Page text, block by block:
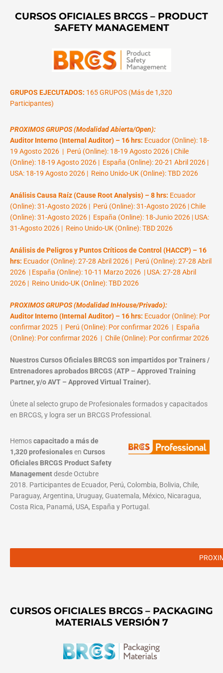
CURSOS OFICIALES BRCGS – PRODUCT
SAFETY MANAGEMENT
GRUPOS EJECUTADOS: 165 GRUPOS (Más de 1,320
Participantes)
PROXIMOS GRUPOS (Modalidad Abierta/Open):
Auditor Interno (Internal Auditor) – 16 hrs: Ecuador (Online): 18-
19 Agosto 2026 | Perú (Online): 18-19 Agosto 2026 | Chile
(Online): 18-19 Agosto 2026 | España (Online): 20-21 Abril 2026 |
USA: 18-19 Agosto 2026 | Reino Unido-UK (Online): TBD 2026
Análisis Causa Raíz (Cause Root Analysis) – 8 hrs: Ecuador
(Online): 31-Agosto 2026 | Perú (Online): 31-Agosto 2026 | Chile
(Online): 31-Agosto 2026 | España (Online): 18-Junio 2026 | USA:
31-Agosto 2026 | Reino Unido-UK (Online): TBD 2026
Análisis de Peligros y Puntos Críticos de Control (HACCP) – 16
hrs: Ecuador (Online): 27-28 Abril 2026 | Perú (Online): 27-28 Abril
2026 | España (Online): 10-11 Marzo 2026 | USA: 27-28 Abril
2026 | Reino Unido-UK (Online): TBD 2026
PROXIMOS GRUPOS (Modalidad InHouse/Privado):
Auditor Interno (Internal Auditor) – 16 hrs: Ecuador (Online): Por
confirmar 2025 | Perú (Online): Por confirmar 2026 | España
(Online): Por confirmar 2026 | Chile (Online): Por confirmar 2026
Nuestros Cursos Oficiales BRCGS son impartidos por Trainers /
Entrenadores aprobados BRCGS (ATP – Approved Training
Partner, y/o AVT – Approved Virtual Trainer).
Únete al selecto grupo de Profesionales formados y capacitados
en BRCGS, y logra ser un BRCGS Professional.
Hemoscapacitado a más de
1,320 profesionalesen Cursos
Oficiales BRCGS Product Safety
Managementdesde Octubre
2018. Participantes de Ecuador, Perú, Colombia, Bolivia, Chile,
Paraguay, Argentina, Uruguay, Guatemala, México, Nicaragua,
Costa Rica, Panamá, USA, España y Portugal.
CURSOS OFICIALES BRCGS – PACKAGING
MATERIALS VERSIÓN 7